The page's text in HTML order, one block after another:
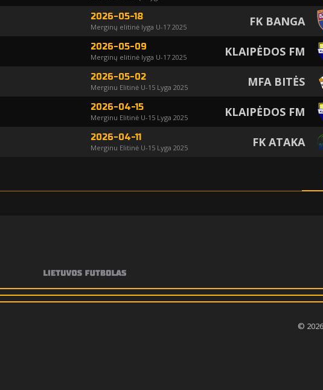
2026-05-18
Merginų elitinė lyga U-17 2025 FK BANGA
2026-05-09
Merginų elitinė lyga U-17 2025 KLAIPĖDOS FM
2026-05-02
Merginu Elitinė U-15 Lyga 2025 MFA BITĖS
2026-04-15
Merginu Elitinė U-15 Lyga 2025 KLAIPĖDOS FM
2026-04-11
Merginu Elitinė U-15 Lyga 2025 FK ATAKA
©